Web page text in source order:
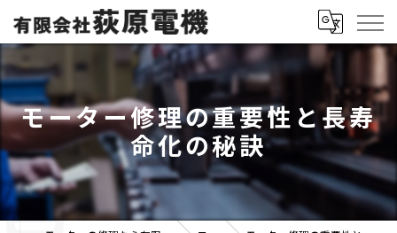
モーター修理の重要性と長寿
命化の秘訣